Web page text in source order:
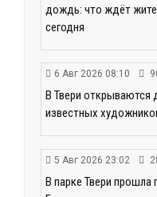
дождь: что ждёт
сегодня
6 Авг 2026 08:10
В Твери
известных
5 Авг 2026 23:02
В парке Твери прошла